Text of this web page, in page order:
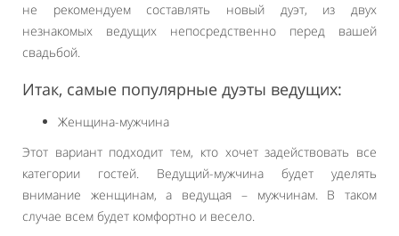
не рекомендуем составлять новый дуэт, из двух
незнакомых ведущих непосредственно перед вашей
свадьбой.
Итак, самые популярные дуэты ведущих:
Женщина-мужчина
Этот вариант подходит тем, кто хочет задействовать все
категории гостей. Ведущий-мужчина будет уделять
внимание женщинам, а ведущая – мужчинам. В таком
случае всем будет комфортно и весело.